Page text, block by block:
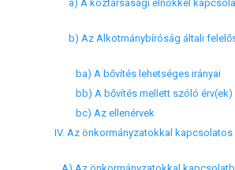
ba) A bővítés lehetséges irányai
bb) A bővítés mellett szóló érv(ek)
bc) Az ellenérvek